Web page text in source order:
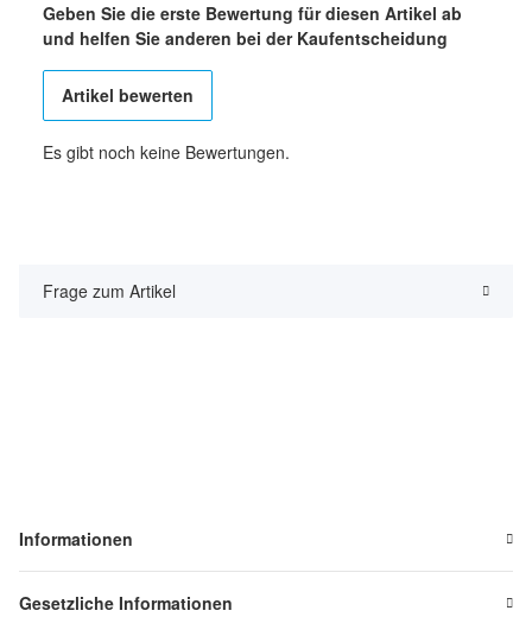
Geben Sie die erste Bewertung für diesen Artikel ab
und helfen Sie anderen bei der Kaufentscheidung
Artikel bewerten
Es gibt noch keine Bewertungen.
Frage zum Artikel
Informationen
Gesetzliche Informationen